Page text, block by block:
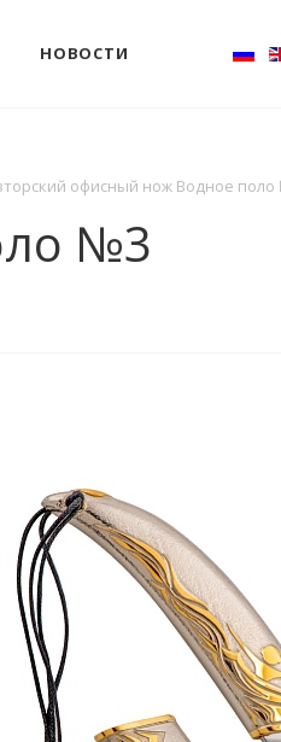
НОВОСТИ
офисный нож Водное
№3